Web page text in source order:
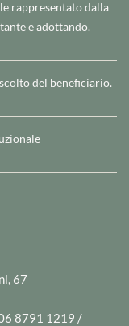
rappresentato dalla
e adottando.
del beneficiario.
67
8791 1219 /